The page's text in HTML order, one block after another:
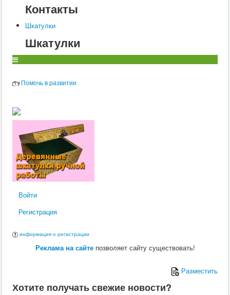
У
Х
Ч
Ш
Щ
Э
Я
Контакты
Шкатулки
Шкатулки
Помочь в развитии
Войти
Регистрация
информация о регистрации
Реклама на сайтепозволяет сайту существовать!
Разместить
Хотите получать свежие новости?